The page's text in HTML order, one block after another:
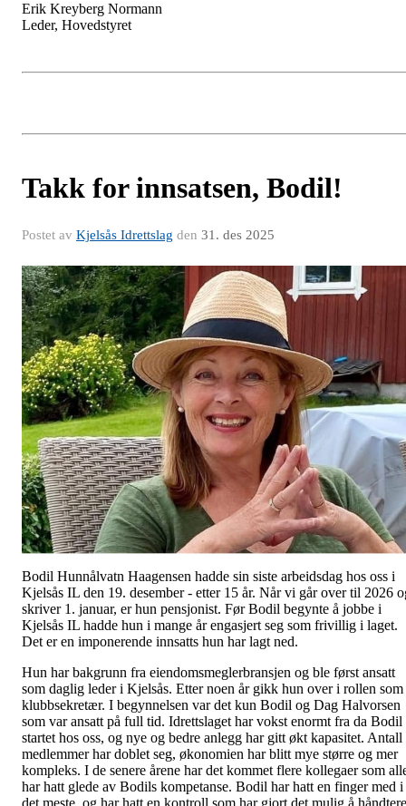
Erik Kreyberg Normann
Leder, Hovedstyret
Takk for innsatsen, Bodil!
Postet av Kjelsås Idrettslag den 31. des 2025
Bodil Hunnålvatn Haagensen hadde sin siste arbeidsdag hos oss i
Kjelsås IL den 19. desember - etter 15 år. Når vi går over til 2026
skriver 1. januar, er hun pensjonist. Før Bodil begynte å jobbe i
Kjelsås IL hadde hun i mange år engasjert seg som frivillig i laget.
Det er en imponerende innsatts hun har lagt ned.
Hun har bakgrunn fra eiendomsmeglerbransjen og ble først ansatt
som daglig leder i Kjelsås. Etter noen år gikk hun over i rollen som
klubbsekretær. I begynnelsen var det kun Bodil og Dag Halvorsen
som var ansatt på full tid. Idrettslaget har vokst enormt fra da Bodil
startet hos oss, og nye og bedre anlegg har gitt økt kapasitet. Antall
medlemmer har doblet seg, økonomien har blitt mye større og mer
kompleks. I de senere årene har det kommet flere kollegaer som
har hatt glede av Bodils kompetanse. Bodil har hatt en finger med i